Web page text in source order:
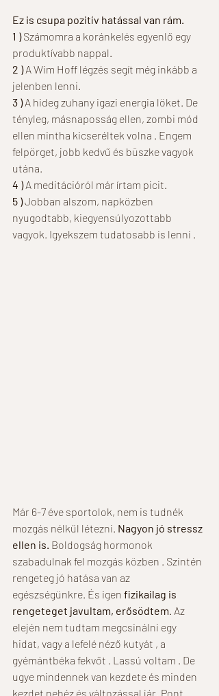
Ez is csupa pozitív hatással van rám.
1 ) Számomra a koránkelés egyenlő egy
produktívabb nappal.
2 ) A Wim Hoff légzés segít még inkább a
jelenben lenni.
3 ) A hideg zuhany igazi energia löket. De
tényleg, másnaposság ellen, zombi mód
ellen mintha kicseréltek volna . Engem
felpörget, jobb kedvű és büszke vagyok
utána.
4 ) A meditációról már írtam picit.
5 ) Jobban alszom, napközben
nyugodtabb, kiegyensúlyozottabb
vagyok. Igyekszem tudatosabb is lenni .
Már 6-7 éve sportolok, nem is tudnék
mozgás nélkűl létezni. Nagyon jó stressz
ellen is. Boldogság hormonok
szabadulnak fel mozgás közben . Szintén
rengeteg jó hatása van az
egészségünkre. És igen fizikailag is
rengeteget javultam, erősödtem. Az
elején nem tudtam megcsinálni egy
hidat, vagy a lefelé néző kutyát , a
gyémántbéka fekvőt . Lassú voltam . De
ugye mindennek van kezdete és minden
kezdet nehéz és változással jár. Pont